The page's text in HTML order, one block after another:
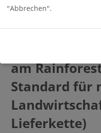
E-course /
Version 1.3
am
Standard für
Lieferkette)
"Abbrechen".